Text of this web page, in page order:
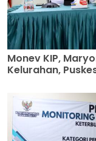
Monev KIP,
Kelurahan,